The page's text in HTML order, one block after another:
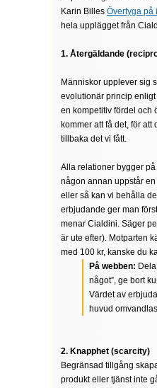
Karin Billes Övertyga på
hela upplägget från
1. Återgäldande
Människor upplever sig
evolutionär princip
en kompetitiv fördel och
kommer att få det, för
tillbaka det vi fått.
Alla relationer bygger
någon annan uppstår
eller så kan vi behålla
erbjudande ger man
menar Cialdini. Säger
är ute efter). Motparten
med 100 kr, kanske du
På webben:
något”, ge bort
Värdet av
huvud
2. Knapphet (scarcity)
Begränsad tillgång
produkt eller tjänst inte